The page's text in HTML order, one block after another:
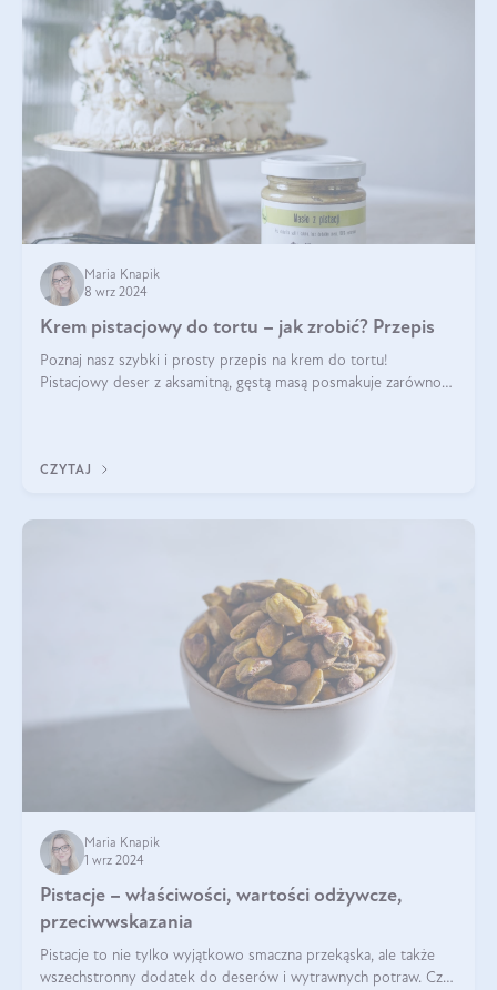
Maria Knapik
8 wrz 2024
Krem pistacjowy do tortu – jak zrobić? Przepis
Poznaj nasz szybki i prosty przepis na krem do tortu!
Pistacjowy deser z aksamitną, gęstą masą posmakuje zarówno
CZYTAJ
Maria Knapik
1 wrz 2024
Pistacje – właściwości, wartości odżywcze,
przeciwwskazania
Pistacje to nie tylko wyjątkowo smaczna przekąska, ale także
wszechstronny dodatek do deserów i wytrawnych potraw. Czy